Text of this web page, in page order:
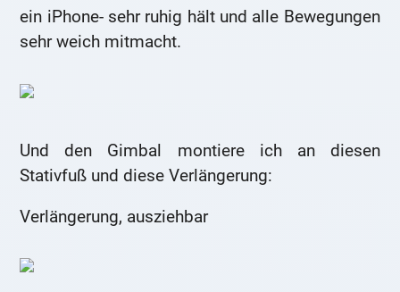
ein iPhone- sehr ruhig hält und alle Bewegungen
sehr weich mitmacht.
Und den Gimbal montiere ich an diesen
Stativfuß und diese Verlängerung:
Verlängerung, ausziehbar